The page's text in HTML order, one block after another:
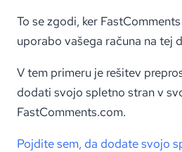
To se zgodi, ker
uporabo vašega računa na tej
V tem primeru je rešitev
dodati svojo spletno stran v
FastComments.com.
Pojdite sem, da dodate svojo